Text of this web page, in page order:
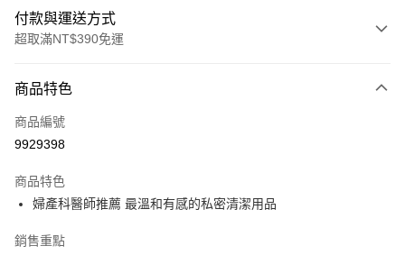
付款與運送方式
超取滿NT$390免運
POYA支付
信用卡一次付款
LINE Pay
Apple Pay
商品特色
商品編號
9929398
商品特色
婦產科醫師推薦 最溫和有感的私密清潔用品
銷售重點